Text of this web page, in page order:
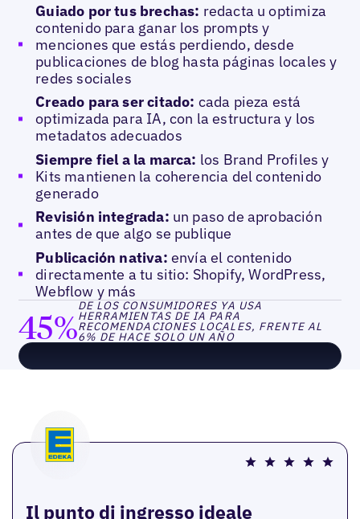
Guiado por tus brechas: redacta u optimiza
contenido para ganar los prompts y
menciones que estás perdiendo, desde
publicaciones de blog hasta páginas locales y
redes sociales
Creado para ser citado: cada pieza está
optimizada para IA, con la estructura y los
metadatos adecuados
Siempre fiel a la marca: los Brand Profiles y
Kits mantienen la coherencia del contenido
generado
Revisión integrada: un paso de aprobación
antes de que algo se publique
Publicación nativa: envía el contenido
directamente a tu sitio: Shopify, WordPress,
Webflow y más
45%DE LOS CONSUMIDORES YA USA
HERRAMIENTAS DE IA PARA
RECOMENDACIONES LOCALES, FRENTE AL
6% DE HACE SOLO UN AÑO
Il punto di ingresso ideale